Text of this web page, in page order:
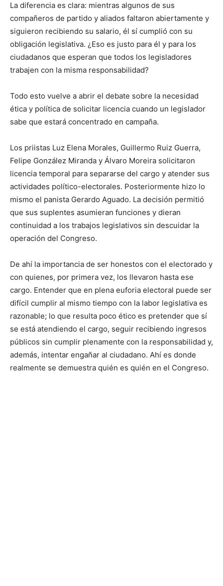
La diferencia es clara: mientras algunos de sus
compañeros de partido y aliados faltaron abiertamente y
siguieron recibiendo su salario, él sí cumplió con su
obligación legislativa. ¿Eso es justo para él y para los
ciudadanos que esperan que todos los legisladores
trabajen con la misma responsabilidad?
Todo esto vuelve a abrir el debate sobre la necesidad
ética y política de solicitar licencia cuando un legislador
sabe que estará concentrado en campaña.
Los priistas Luz Elena Morales, Guillermo Ruiz Guerra,
Felipe González Miranda y Álvaro Moreira solicitaron
licencia temporal para separarse del cargo y atender sus
actividades político-electorales. Posteriormente hizo lo
mismo el panista Gerardo Aguado. La decisión permitió
que sus suplentes asumieran funciones y dieran
continuidad a los trabajos legislativos sin descuidar la
operación del Congreso.
De ahí la importancia de ser honestos con el electorado y
con quienes, por primera vez, los llevaron hasta ese
cargo. Entender que en plena euforia electoral puede ser
difícil cumplir al mismo tiempo con la labor legislativa es
razonable; lo que resulta poco ético es pretender que sí
se está atendiendo el cargo, seguir recibiendo ingresos
públicos sin cumplir plenamente con la responsabilidad y,
además, intentar engañar al ciudadano. Ahí es donde
realmente se demuestra quién es quién en el Congreso.